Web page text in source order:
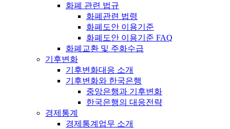
화폐 관련 법규
화폐관련 법령
화폐도안 이용기준
화폐도안 이용기준 FAQ
화폐교환 및 주화수급
기후변화
기후변화대응 소개
기후변화와 한국은행
중앙은행과 기후변화
한국은행의 대응전략
경제통계
경제통계업무 소개